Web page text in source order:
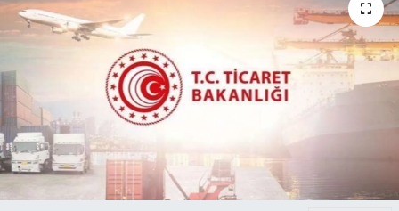
İletişim
Tüm Manşetler
Son Dakika Haberleri
Haber Arşivi